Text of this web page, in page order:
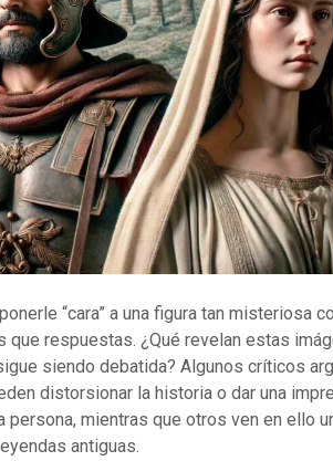
“cara” a una figura tan misteriosa
que respuestas. ¿Qué revelan estas
siendo debatida? Algunos críticos
distorsionar la historia o dar una
persona, mientras que otros ven en ello
antiguas.